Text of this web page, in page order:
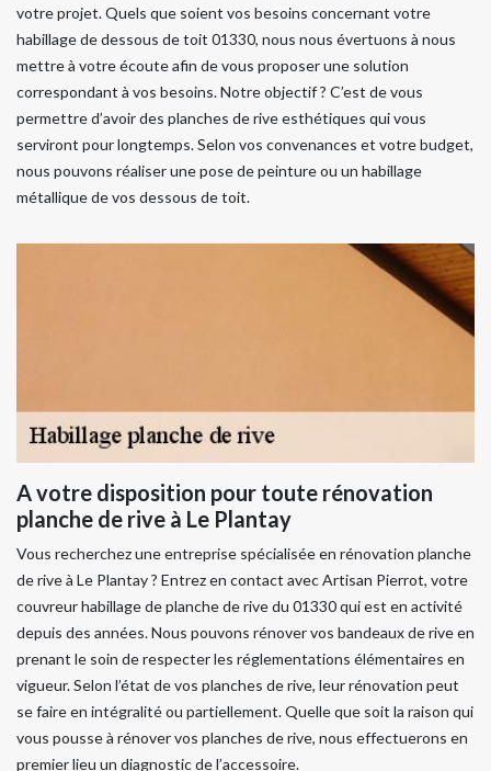
votre projet. Quels que soient vos besoins concernant votre
habillage de dessous de toit 01330, nous nous évertuons à nous
mettre à votre écoute afin de vous proposer une solution
correspondant à vos besoins. Notre objectif ? C’est de vous
permettre d’avoir des planches de rive esthétiques qui vous
serviront pour longtemps. Selon vos convenances et votre budget,
nous pouvons réaliser une pose de peinture ou un habillage
métallique de vos dessous de toit.
A votre disposition pour toute rénovation
planche de rive à Le Plantay
Vous recherchez une entreprise spécialisée en rénovation planche
de rive à Le Plantay ? Entrez en contact avec Artisan Pierrot, votre
couvreur habillage de planche de rive du 01330 qui est en activité
depuis des années. Nous pouvons rénover vos bandeaux de rive en
prenant le soin de respecter les réglementations élémentaires en
vigueur. Selon l’état de vos planches de rive, leur rénovation peut
se faire en intégralité ou partiellement. Quelle que soit la raison qui
vous pousse à rénover vos planches de rive, nous effectuerons en
premier lieu un diagnostic de l’accessoire.